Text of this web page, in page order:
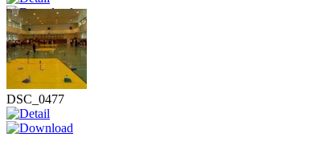
DSC_0477